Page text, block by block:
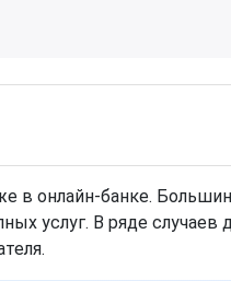
в онлайн-банке.
услуг. В ряде случаев